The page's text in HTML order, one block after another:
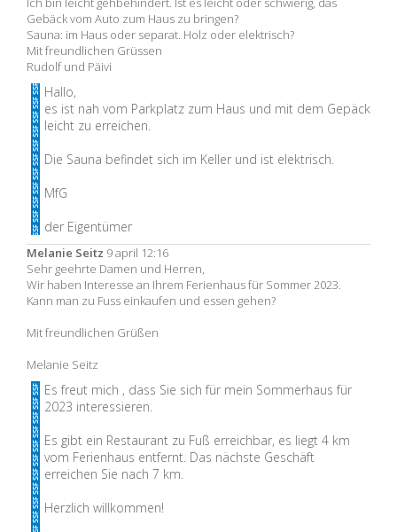
Gebäck vom Auto zum Haus zu bringen?
Sauna: im Haus oder separat. Holz oder elektrisch?
Mit freundlichen Grüssen
Rudolf und Päivi
Hallo,
es ist nah vom Parkplatz zum Haus und mit dem Gepäck
leicht zu erreichen.
Die Sauna befindet sich im Keller und ist elektrisch.
MfG
der Eigentümer
Melanie Seitz 9 april 12:16
Sehr geehrte Damen und Herren,
Wir haben Interesse an Ihrem Ferienhaus für Sommer 2023.
Kann man zu Fuss einkaufen und essen gehen?
Mit freundlichen Grüßen
Melanie Seitz
Es freut mich , dass Sie sich für mein Sommerhaus für
2023 interessieren.
Es gibt ein Restaurant zu Fuß erreichbar, es liegt 4 km
vom Ferienhaus entfernt. Das nächste Geschäft
erreichen Sie nach 7 km.
Herzlich willkommen!